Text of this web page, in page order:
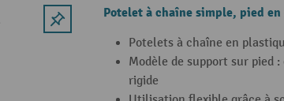
Potelet à chaîne simple, pied
Potelets à chaîne en
Modèle de support sur pied
rigide